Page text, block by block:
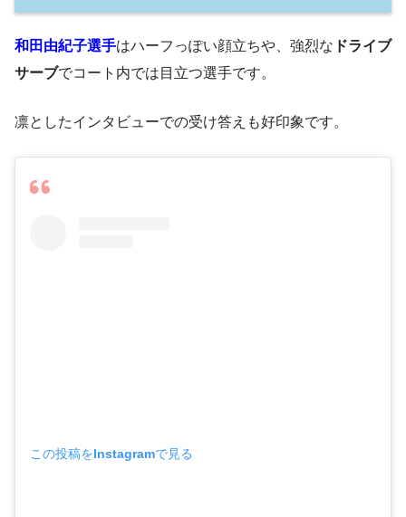
和田由紀子選手はハーフっぽい顔立ちや、強烈な ドライブ
サーブでコート内では目立つ選手です。
凛としたインタビューでの受け答えも好印象です。
この投稿をInstagramで見る